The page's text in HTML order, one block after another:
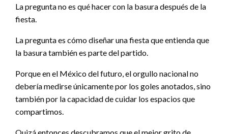
La pregunta no es qué hacer con la basura después de la
fiesta.
La pregunta es cómo diseñar una fiesta que entienda que
la basura también es parte del partido.
Porque en el México del futuro, el orgullo nacional no
debería medirse únicamente por los goles anotados, sino
también por la capacidad de cuidar los espacios que
compartimos.
Quizá entonces descubramos que el mejor grito de